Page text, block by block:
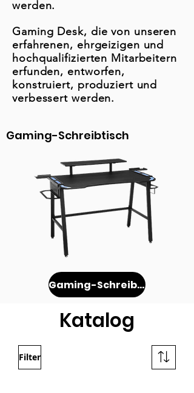
Premium-Design-Gaming-
Stuhl 2022
werden.
Gaming Desk, die von unseren
erfahrenen, ehrgeizigen und
hochqualifizierten Mitarbeitern
erfunden, entworfen,
konstruiert, produziert und
verbessert werden.
Gaming-Schreibtisch
Gaming-Schreibtisch
Katalog
Filter